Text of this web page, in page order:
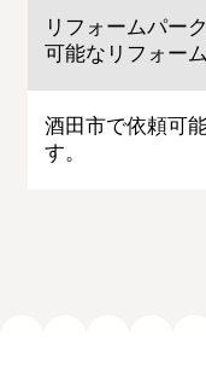
リフォームパー
可能なリフォー
酒田市で依頼可
す。